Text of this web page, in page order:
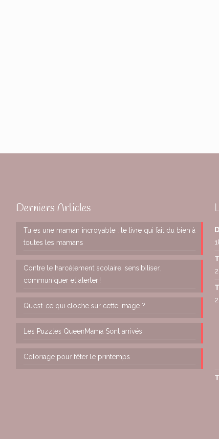
Derniers Articles
Tu es une maman incroyable : le livre qui fait du bien à
toutes les mamans
Contre le harcèlement scolaire, sensibiliser,
communiquer et alerter !
Qu’est-ce qui cloche sur cette image ?
Les Puzzles QueenMama Sont arrivés
Coloriage pour fêter le printemps